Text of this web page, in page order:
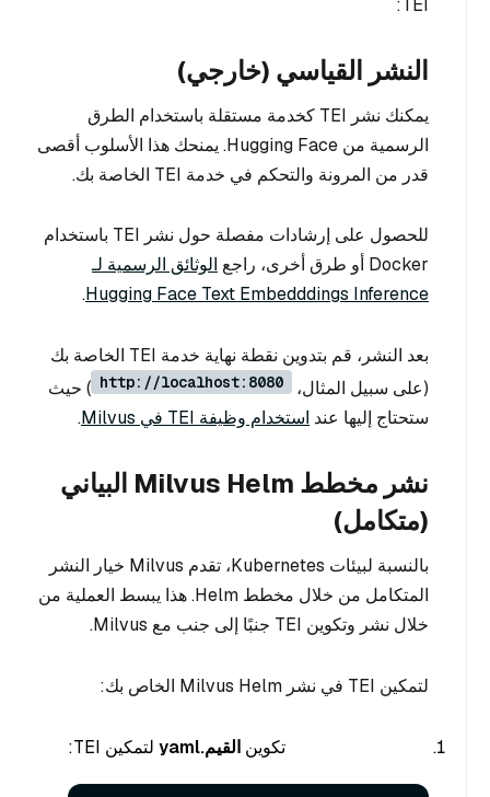
النشر القياسي (خارجي)
يمكنك نشر TEI كخدمة مستقلة باستخدام الطرق
الرسمية من Hugging Face. يمنحك هذا الأسلوب أقصى
قدر من المرونة والتحكم في خدمة TEI الخاصة بك.
للحصول على إرشادات مفصلة حول نشر TEI باستخدام
Docker أو طرق أخرى، راجع
الوثائق الرسمية لـ
Hugging Face Text Embedddings Inference
.
بعد النشر، قم بتدوين نقطة نهاية خدمة TEI الخاصة بك
(على سبيل المثال،
http://localhost:8080 ) حيث
ستحتاج إليها عند استخدام وظيفة TEI في Milvus .
نشر مخطط Milvus Helm البياني
(متكامل)
بالنسبة لبيئات Kubernetes، تقدم Milvus خيار النشر
المتكامل من خلال مخطط Helm. هذا يبسط العملية من
خلال نشر وتكوين TEI جنبًا إلى جنب مع Milvus.
لتمكين TEI في نشر Milvus Helm الخاص بك:
تكوين القيم.yaml لتمكين TEI: